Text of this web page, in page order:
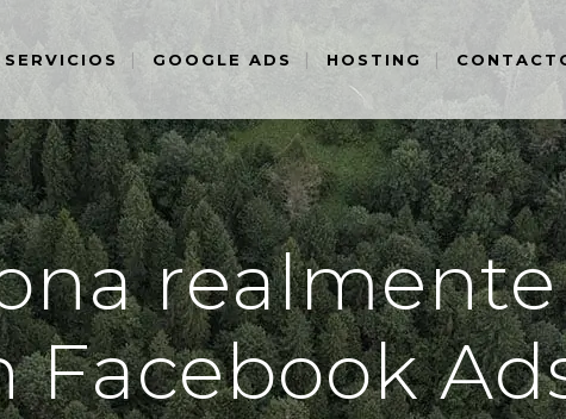
SERVICIOS GOOGLE ADS HOSTING
Facebook